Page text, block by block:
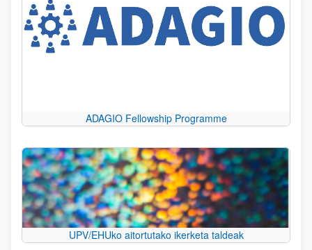
ADAGIO Fellowship Programme
UPV/EHUko aitortutako ikerketa taldeak